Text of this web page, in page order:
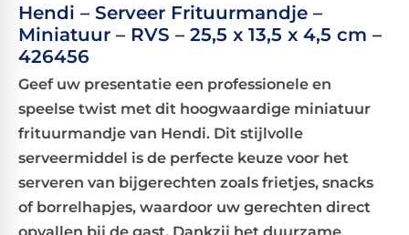
Hendi – Serveer Frituurmandje –
Miniatuur – RVS – 25,5 x 13,5 x 4,5 cm –
426456
Geef uw presentatie een professionele en
speelse twist met dit hoogwaardige miniatuur
frituurmandje van Hendi. Dit stijlvolle
serveermiddel is de perfecte keuze voor het
serveren van bijgerechten zoals frietjes, snacks
of borrelhapjes, waardoor uw gerechten direct
opvallen bij de gast. Dankzij het duurzame